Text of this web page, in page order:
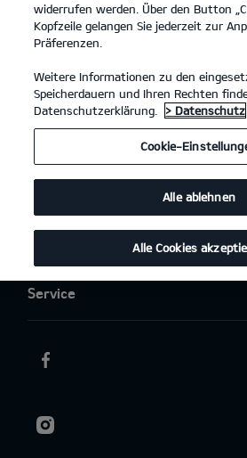
Business
Angebote
Elektromobilität
Aktuelles
Service
widerrufen werden. Über den Button
Kopfzeile gelangen Sie jederzeit zur
Präferenzen.
Weitere Informationen zu den
Speicherdauern und Ihren Rechten
Datenschutzerklärung.
> Datenschutz
Cookie-
Alle ablehnen
Alle Cookies